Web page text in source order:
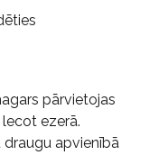
pārvietojas
ezerā.
draugu apvienībā